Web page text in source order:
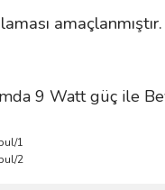
amaçlanmıştır.
9 Watt güç ile